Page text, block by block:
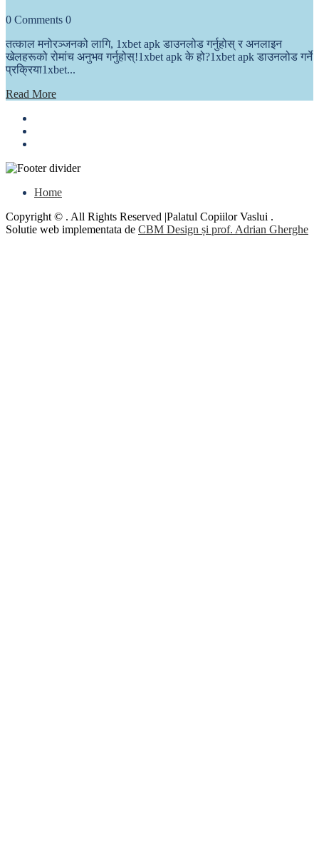
0 Comments 0
तत्काल मनोरञ्जनको लागि, 1xbet apk डाउनलोड गर्नुहोस् र अनलाइन
खेलहरूको रोमांच अनुभव गर्नुहोस्!1xbet apk के हो?1xbet apk डाउनलोड गर्ने
प्रक्रिया1xbet...
Read More
Home
Copyright © . All Rights Reserved |Palatul Copiilor Vaslui .
Solutie web implementata de CBM Design și prof. Adrian Gherghe